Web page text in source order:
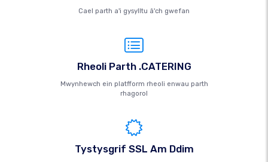
Cael parth a'i gysylltu â'ch gwefan
Rheoli Parth .CATERING
Mwynhewch ein platfform rheoli enwau parth
rhagorol
Tystysgrif SSL Am Ddim